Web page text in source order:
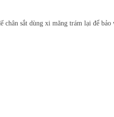
sắt dùng xi măng trám lại để bảo